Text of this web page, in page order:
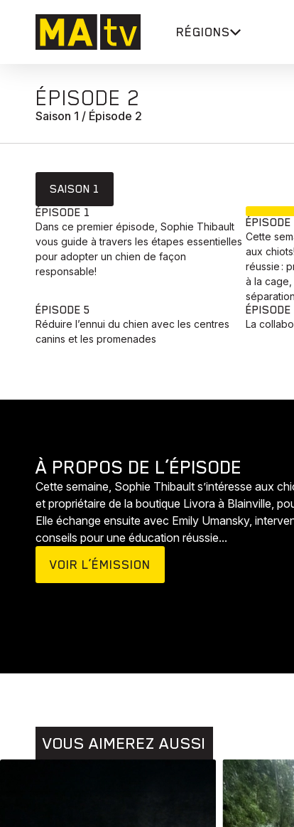
RÉGIONS
ÉPISODE 2
Saison 1 / Épisode 2
SAISON 1
ÉPISODE 1
Dans ce premier épisode, Sophie Thibault
vous guide à travers les étapes essentielles
pour adopter un chien de façon
responsable!
ÉPISODE
Cette
aux
réussie :
à la
ÉPISODE 5
Réduire l’ennui du chien avec les centres
canins et les promenades
ÉPISODE
La
À PROPOS DE L’ÉPISODE
Cette semaine, Sophie Thibault s’intéresse aux
et propriétaire de la boutique Livora à Blainville,
Elle échange ensuite avec Emily Umansky,
conseils pour une éducation réussie...
VOIR L’ÉMISSION
VOUS AIMEREZ AUSSI